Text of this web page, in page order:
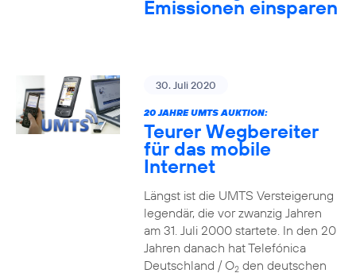
Emissionen einsparen
30. Juli 2020
20 JAHRE UMTS AUKTION:
Teurer Wegbereiter
für das mobile
Internet
Längst ist die UMTS Versteigerung
legendär, die vor zwanzig Jahren
am 31. Juli 2000 startete. In den 20
Jahren danach hat Telefónica
Deutschland / O2den deutschen